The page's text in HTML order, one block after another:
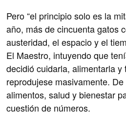
Pero “el principio solo es la
año, más de cincuenta gatos
austeridad, el espacio y el
El Maestro, intuyendo que
decidió cuidarla, alimentarla
reprodujese masivamente.
alimentos, salud y bienestar
cuestión de números.